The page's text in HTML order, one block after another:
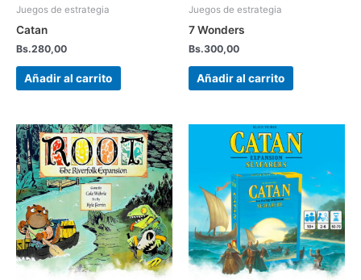
Juegos de estrategia
Catan
Bs.280,00
Añadir al carrito
Juegos de estrategia
7 Wonders
Bs.300,00
Añadir al carrito